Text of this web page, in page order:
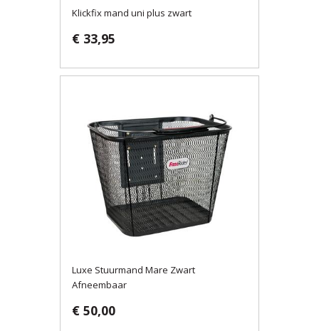
Klickfix mand uni plus zwart
€ 33,95
Luxe Stuurmand Mare Zwart
Afneembaar
€ 50,00